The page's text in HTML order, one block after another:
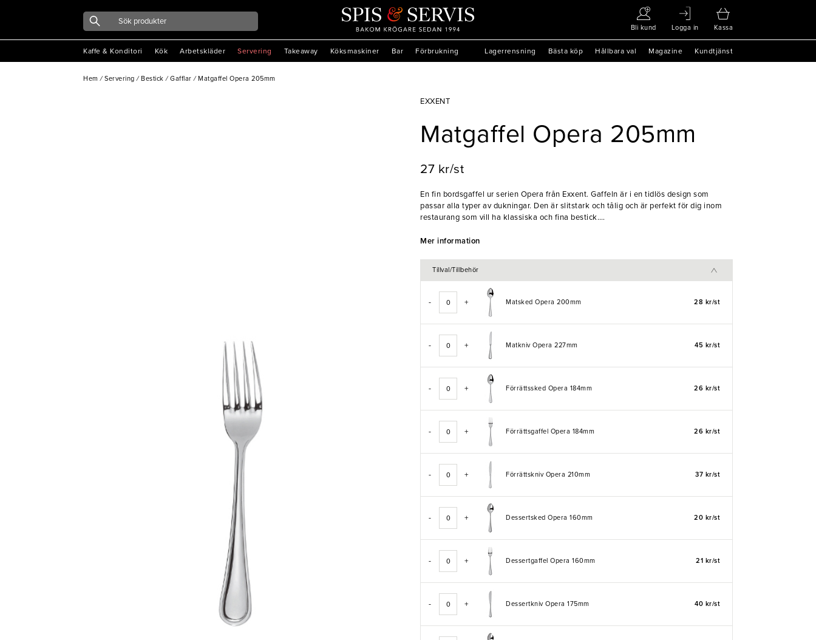
Bli kund Logga in Kassa
Kaffe & Konditori Kök Arbetskläder Servering Takeaway Köksmaskiner Bar Förbrukning Lagerrensning Bästa köp Hållbara val Magazine Kundtjänst
Hem / Servering / Bestick / Gafflar / Matgaffel Opera 205mm
EXXENT
Matgaffel Opera 205mm
27 kr/st
En fin bordsgaffel ur serien Opera från Exxent. Gaffeln är i en tidlös design som
passar alla typer av dukningar. Den är slitstark och tålig och är perfekt för dig inom
restaurang som vill ha klassiska och fina bestick.
- Rostfritt stål
Mer information
Tillval/Tillbehör
- + Matsked Opera 200mm 28 kr/st
- + Matkniv Opera 227mm 45 kr/st
- + Förrättssked Opera 184mm 26 kr/st
- + Förrättsgaffel Opera 184mm 26 kr/st
- + Förrättskniv Opera 210mm 37 kr/st
- + Dessertsked Opera 160mm 20 kr/st
- + Dessertgaffel Opera 160mm 21 kr/st
- + Dessertkniv Opera 175mm 40 kr/st